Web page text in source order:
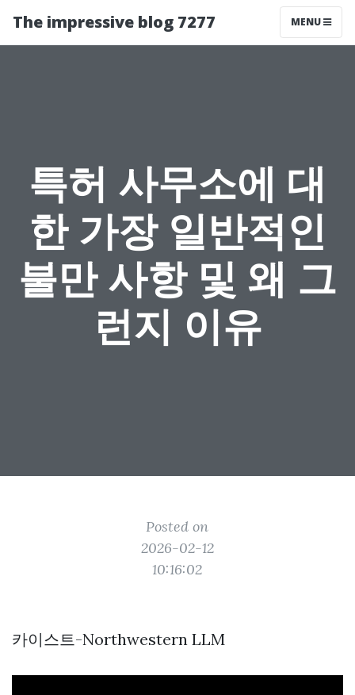
The impressive blog 7277 MENU
특허 사무소에 대
한 가장 일반적인
불만 사항 및 왜 그
런지 이유
Posted on
2026-02-12
10:16:02
카이스트-Northwestern LLM